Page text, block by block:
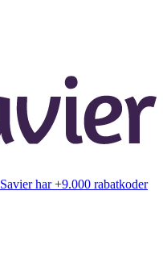
Savier har +9.000 rabatkoder